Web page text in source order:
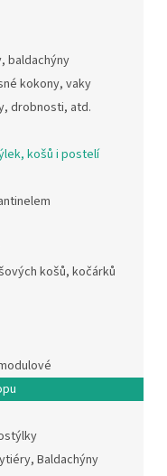
baldachýny
kokony, vaky
drobnosti, atd.
košů i postelí
košů, kočárků
Baldachýny